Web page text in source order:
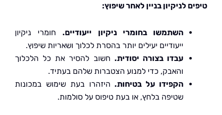
לניקיון בניין לאחר שיפוץ:
השתמשו בחומרי ניקיון ייעודיים. חומרי ניקיון
ייעודיים יעילים יותר בהסרת לכלוך ושאריות שיפוץ.
עבדו בצורה יסודית. חשוב להסיר את כל הלכלוך
והאבק, כדי למנוע הצטברות שלהם בעתיד.
הקפידו על בטיחות. היזהרו בעת שימוש במכונות
שטיפה בלחץ, או בעת טיפוס על סולמות.